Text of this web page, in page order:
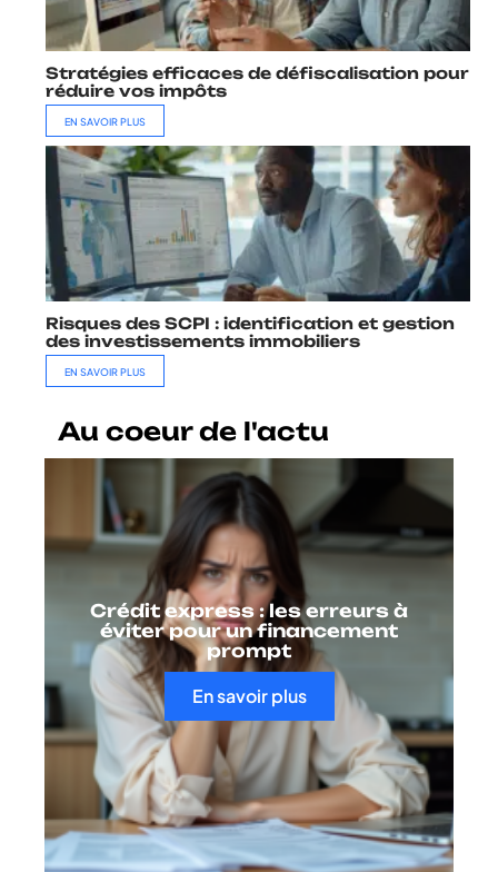
Stratégies efficaces de défiscalisation pour
réduire vos impôts
EN SAVOIR PLUS
Risques des SCPI : identification et gestion
des investissements immobiliers
EN SAVOIR PLUS
Au coeur de l'actu
Crédit express : les erreurs à
éviter pour un financement
prompt
En savoir plus